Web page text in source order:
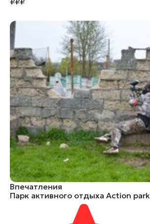
Впечатления
Парк активного отдыха Action park